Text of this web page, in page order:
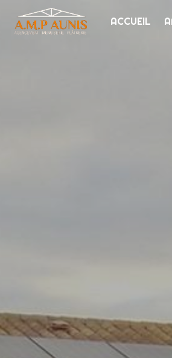
ACCUEIL
Panneau de gestion des cookies